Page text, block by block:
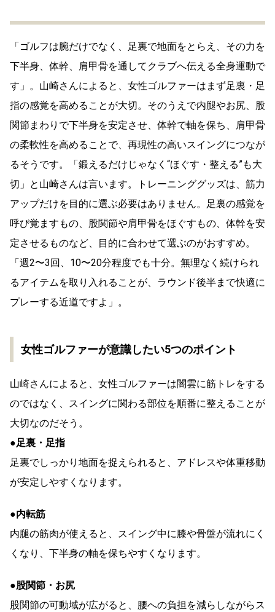
「ゴルフは腕だけでなく、足裏で地面をとらえ、その力を
下半身、体幹、肩甲骨を通してクラブへ伝える全身運動で
す」。山崎さんによると、女性ゴルファーはまず足裏・足
指の感覚を高めることが大切。そのうえで内腿やお尻、股
関節まわりで下半身を安定させ、体幹で軸を保ち、肩甲骨
の柔軟性を高めることで、再現性の高いスイングにつなが
るそうです。「鍛えるだけじゃなく“ほぐす・整える”も大
切」と山崎さんは言います。トレーニンググッズは、筋力
アップだけを目的に選ぶ必要はありません。足裏の感覚を
呼び覚ますもの、股関節や肩甲骨をほぐすもの、体幹を安
定させるものなど、目的に合わせて選ぶのがおすすめ。
「週2〜3回、10〜20分程度でも十分。無理なく続けられ
るアイテムを取り入れることが、ラウンド後半まで快適に
プレーする近道ですよ」。
女性ゴルファーが意識したい5つのポイント
山崎さんによると、女性ゴルファーは闇雲に筋トレをする
のではなく、スイングに関わる部位を順番に整えることが
大切なのだそう。
●足裏・足指
足裏でしっかり地面を捉えられると、アドレスや体重移動
が安定しやすくなります。
●内転筋
内腿の筋肉が使えると、スイング中に膝や骨盤が流れにく
くなり、下半身の軸を保ちやすくなります。
●股関節・お尻
股関節の可動域が広がると、腰への負担を減らしながらス